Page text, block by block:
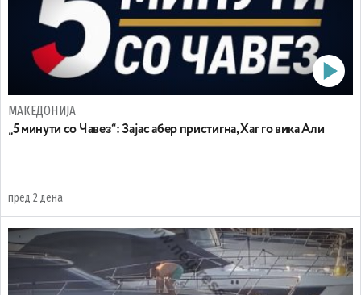
МАКЕДОНИЈА
„5 минути со Чавез“: Зајас абер пристигна, Хаг го вика Али
пред 2 дена